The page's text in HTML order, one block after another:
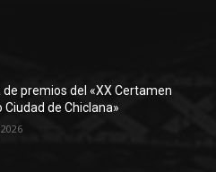
de premios del «XX Certamen
Ciudad de Chiclana»